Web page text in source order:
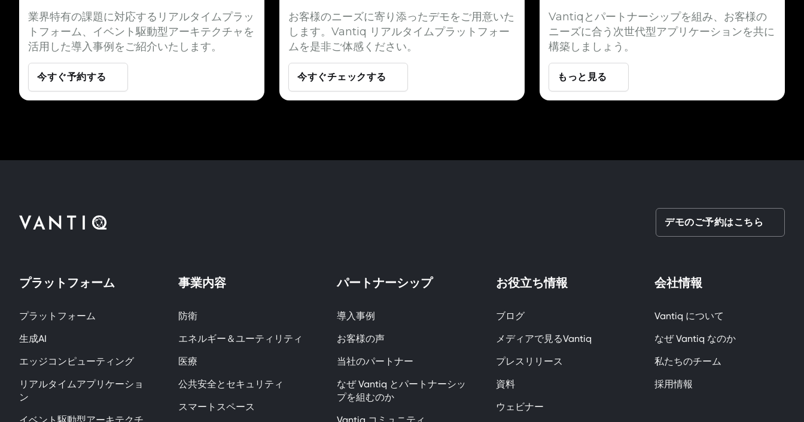
業界特有の課題に対応するリアルタイムプラッ
トフォーム、イベント駆動型アーキテクチャを
活用した導入事例をご紹介いたします。
今すぐ予約する
お客様のニーズに寄り添ったデモをご用意いた
します。Vantiq リアルタイムプラットフォー
ムを是非ご体感ください。
今すぐチェックする
Vantiqとパートナーシップを組み、お客様の
ニーズに合う次世代型アプリケーションを共に
構築しましょう。
もっと見る
デモのご予約はこちら
プラットフォーム
プラットフォーム
生成AI
エッジコンピューティング
リアルタイムアプリケーショ
ン
事業内容
防衛
エネルギー＆ユーティリティ
医療
公共安全とセキュリティ
スマートスペース
パートナーシップ
導入事例
お客様の声
当社のパートナー
なぜ Vantiq とパートナーシッ
プを組むのか
お役立ち情報
ブログ
メディアで見るVantiq
プレスリリース
資料
ウェビナー
会社情報
Vantiq について
なぜ Vantiq なのか
私たちのチーム
採用情報